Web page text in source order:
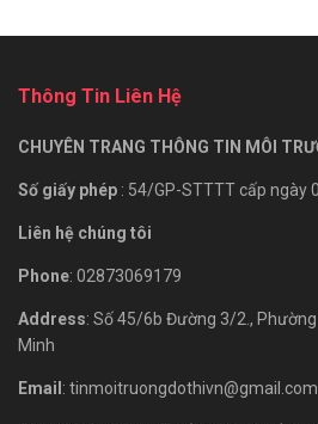
Thông Tin Liên Hệ
CHUYÊN TRANG THÔNG TIN MÔI
Số giấy phép : 54/GP-STTTT cấp ngày
Liên hệ chúng tôi
Phone: 02873069179
Address: Số 45/6b Đường 3/2.,
Minh
Email : tinmoitruongdothivn@gmail.com